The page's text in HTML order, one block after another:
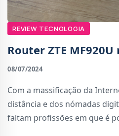
REVIEW TECNOLOGIA
Router ZTE
08/07/2024
Com a massificação da
distância e dos nómadas
faltam profissões em que é